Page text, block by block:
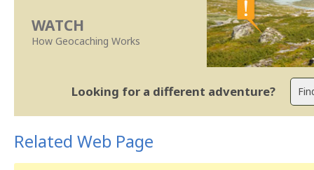
WATCH
How Geocaching Works
Looking for a different adventure?
Related Web Page